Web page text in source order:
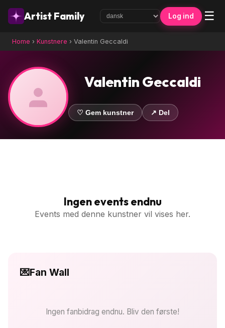
Artist Family Log ind ☰
Home › Kunstnere › Valentin Geccaldi
Valentin Geccaldi
♡ Gem kunstner ↗ Del
Ingen events endnu
Events med denne kunstner vil vises her.
💌Fan Wall
Ingen fanbidrag endnu. Bliv den første!